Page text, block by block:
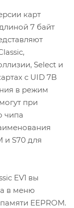
карт
7 байт
Select и
с UID 7B
в режим
при
чипа
и S70 для
EV1 вы
в меню
EEPROM.